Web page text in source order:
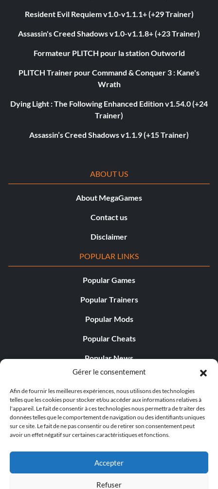
Gérer le consentement
Afin de fournir les meilleures expériences, nous utilisons des technologies
telles que les cookies pour stocker et/ou accéder aux informations relatives à
l'appareil. Le fait de consentir à ces technologies nous permettra de traiter des
données telles que le comportement de navigation ou des identifiants uniques
sur ce site. Le fait de ne pas consentir ou de retirer son consentement peut
avoir un effet négatif sur certaines caractéristiques et fonctions.
Accepter
Refuser
Resident Evil Requiem v1.0-v1.1.1+ (+29 Trainer)
Assassin's Creed Shadows v1.0-v1.1.8+ (+23 Trainer)
Formateur PLITCH pour la station Outworld
PLITCH Trainer pour Command & Conquer 3 : Kane's
Wrath
Dying Light : The Following Enhanced Edition v1.54.0 (+24
Trainer)
Assassin’s Creed Shadows v1.1.9 (+15 Trainer)
ABOUT US
About MegaGames
Contact us
Disclaimer
POPULAR LINKS
Popular Games
Popular Trainers
Popular Mods
Popular Cheats
Popular News
Popular Editorials
Popular Free Games
LATEST UPDATES